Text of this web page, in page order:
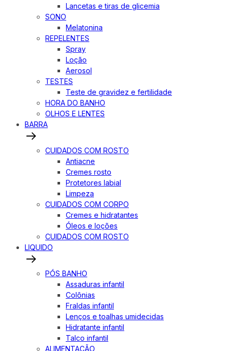
Lancetas e tiras de glicemia
SONO
Melatonina
REPELENTES
Spray
Loção
Aerosol
TESTES
Teste de gravidez e fertilidade
HORA DO BANHO
OLHOS E LENTES
BARRA
CUIDADOS COM ROSTO
Antiacne
Cremes rosto
Protetores labial
Limpeza
CUIDADOS COM CORPO
Cremes e hidratantes
Óleos e loções
CUIDADOS COM ROSTO
LIQUIDO
PÓS BANHO
Assaduras infantil
Colônias
Fraldas infantil
Lenços e toalhas umidecidas
Hidratante infantil
Talco infantil
ALIMENTAÇÃO